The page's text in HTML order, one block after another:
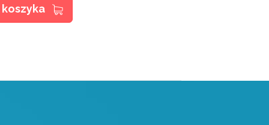
koszyka